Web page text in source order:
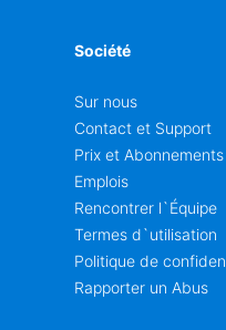
Société
Sur nous
Contact et Support
Prix et Abonnements
Emplois
Rencontrer l`Équipe
Termes d`utilisation
Politique de
Rapporter un Abus